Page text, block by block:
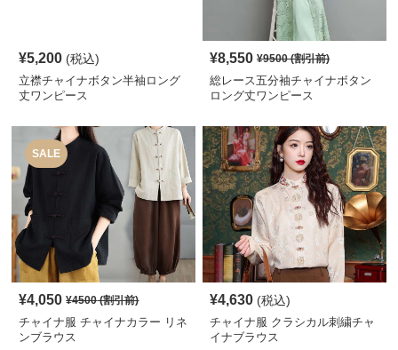
¥5,200 (税込)
立襟チャイナボタン半袖ロング
丈ワンピース
¥8,550 ¥9500(割引前)
総レース五分袖チャイナボタン
ロング丈ワンピース
SALE
¥4,050 ¥4500(割引前)
チャイナ服 チャイナカラー リネ
ンブラウス
¥4,630 (税込)
チャイナ服 クラシカル刺繍チャ
イナブラウス